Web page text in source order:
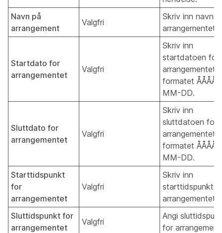
Navn på
arrangement
Valgfri
Skriv inn
arrangementet.
Startdato for
arrangementet
Valgfri
Skriv inn
startdatoen for
arrangementet i
formatet ÅÅÅÅ-
MM-DD.
Sluttdato for
arrangementet
Valgfri
Skriv inn
sluttdatoen for
arrangementet i
formatet ÅÅÅÅ-
MM-DD.
Starttidspunkt
for
arrangementet
Valgfri
Skriv inn
arrangementet.
Sluttidspunkt for
arrangementet
Valgfri
Angi
for